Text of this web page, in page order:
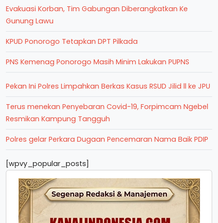
Evakuasi Korban, Tim Gabungan Diberangkatkan Ke
Gunung Lawu
KPUD Ponorogo Tetapkan DPT Pilkada
PNS Kemenag Ponorogo Masih Minim Lakukan PUPNS
Pekan Ini Polres Limpahkan Berkas Kasus RSUD Jilid ll ke JPU
Terus menekan Penyebaran Covid-19, Forpimcam Ngebel
Resmikan Kampung Tangguh
Polres gelar Perkara Dugaan Pencemaran Nama Baik PDIP
[wpvy_popular_posts]